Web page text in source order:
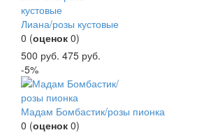
Лиана/розы кустовые
0 (оценок 0)
500 руб. 475 руб.
-5%
Мадам Бомбастик/розы пионка
0 (оценок 0)